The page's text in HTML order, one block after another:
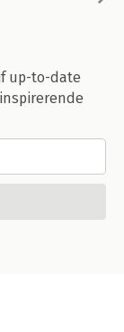
up-to-date